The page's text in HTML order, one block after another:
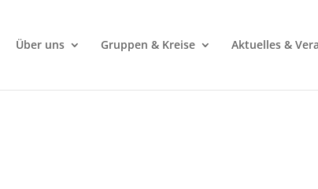
Über uns Gruppen & Kreise Aktuelles &